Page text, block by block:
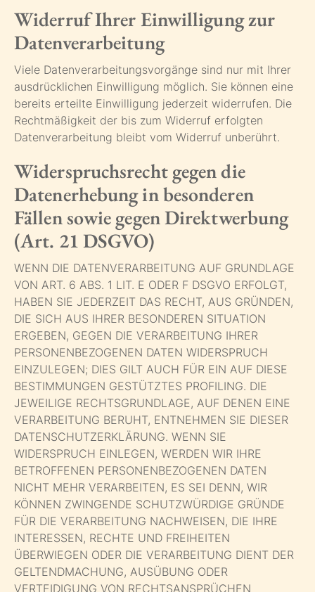
Widerruf Ihrer Einwilligung zur
Datenverarbeitung
Viele Datenverarbeitungsvorgänge sind nur mit Ihrer
ausdrücklichen Einwilligung möglich. Sie können eine
bereits erteilte Einwilligung jederzeit widerrufen. Die
Rechtmäßigkeit der bis zum Widerruf erfolgten
Datenverarbeitung bleibt vom Widerruf unberührt.
Widerspruchsrecht gegen die
Datenerhebung in besonderen
Fällen sowie gegen Direktwerbung
(Art. 21 DSGVO)
WENN DIE DATENVERARBEITUNG AUF GRUNDLAGE
VON ART. 6 ABS. 1 LIT. E ODER F DSGVO ERFOLGT,
HABEN SIE JEDERZEIT DAS RECHT, AUS GRÜNDEN,
DIE SICH AUS IHRER BESONDEREN SITUATION
ERGEBEN, GEGEN DIE VERARBEITUNG IHRER
PERSONENBEZOGENEN DATEN WIDERSPRUCH
EINZULEGEN; DIES GILT AUCH FÜR EIN AUF DIESE
BESTIMMUNGEN GESTÜTZTES PROFILING. DIE
JEWEILIGE RECHTSGRUNDLAGE, AUF DENEN EINE
VERARBEITUNG BERUHT, ENTNEHMEN SIE DIESER
DATENSCHUTZERKLÄRUNG. WENN SIE
WIDERSPRUCH EINLEGEN, WERDEN WIR IHRE
BETROFFENEN PERSONENBEZOGENEN DATEN
NICHT MEHR VERARBEITEN, ES SEI DENN, WIR
KÖNNEN ZWINGENDE SCHUTZWÜRDIGE GRÜNDE
FÜR DIE VERARBEITUNG NACHWEISEN, DIE IHRE
INTERESSEN, RECHTE UND FREIHEITEN
ÜBERWIEGEN ODER DIE VERARBEITUNG DIENT DER
GELTENDMACHUNG, AUSÜBUNG ODER
VERTEIDIGUNG VON RECHTSANSPRÜCHEN